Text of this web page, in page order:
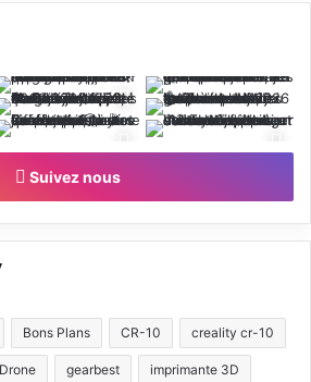
Suivez nous
Bons Plans CR-10 creality cr-10
Drone gearbest imprimante 3D